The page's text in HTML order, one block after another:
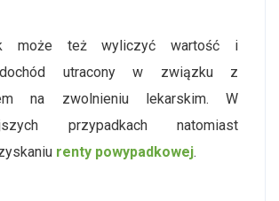
może też wyliczyć wartość i
utracony w związku z
na zwolnieniu lekarskim. W
przypadkach natomiast
renty powypadkowej.